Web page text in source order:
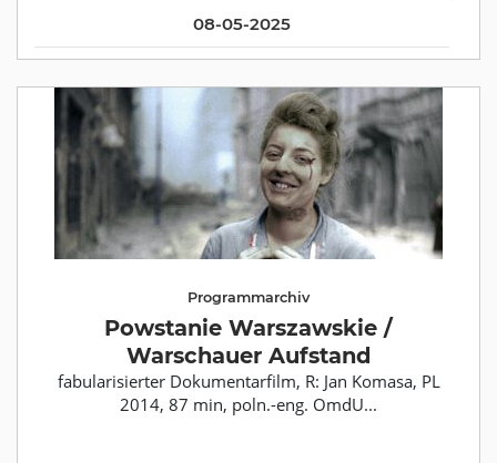
08-05-2025
Programmarchiv
Powstanie Warszawskie /
Warschauer Aufstand
fabularisierter Dokumentarfilm, R: Jan Komasa, PL
2014, 87 min, poln.-eng. OmdU...